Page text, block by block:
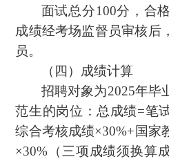
面试总分100分，合
成绩经考场监督员审核后
员。
（四）成绩计算
招聘对象为2025年毕
范生的岗位：总成绩=笔
综合考核成绩×30%+国家
×30%（三项成绩须换算